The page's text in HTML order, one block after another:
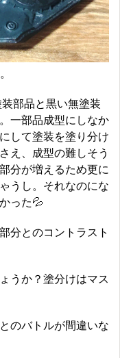
部品と黒い無塗装
一部品成型にしなか
して塗装を塗り分け
え、成型の難しそう
分が増えるため更に
うし。それなのにな
った💦
分とのコントラスト
うか？塗分けはマス
のバトルが間違いな